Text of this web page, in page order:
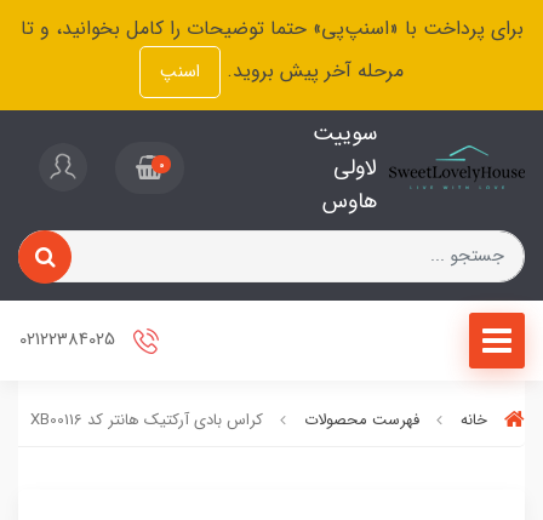
برای پرداخت با «اسنپ‌پی» حتما توضیحات را کامل بخوانید، و تا
مرحله آخر پیش بروید.
اسنپ
سوییت
لاولی
هاوس
0
خانه فهرست محصولات کراس بادی آرکتیک هانتر کد XB00116